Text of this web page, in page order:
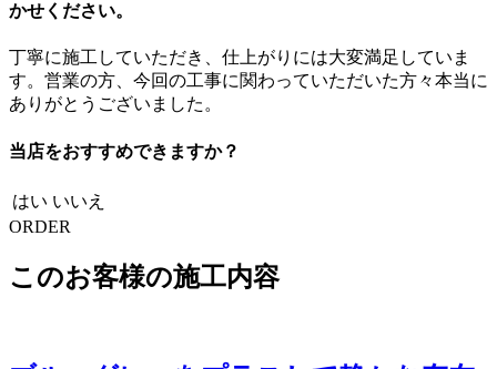
かせください。
丁寧に施工していただき、仕上がりには大変満足していま
す。営業の方、今回の工事に関わっていただいた方々本当に
ありがとうございました。
当店をおすすめできますか？
はい いいえ
ORDER
このお客様の施工内容